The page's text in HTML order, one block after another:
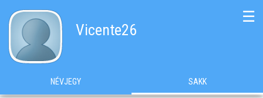
Vicente26
☰
NÉVJEGY SAKK